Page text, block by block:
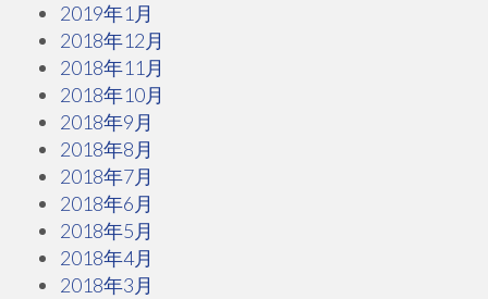
2019年1月
2018年12月
2018年11月
2018年10月
2018年9月
2018年8月
2018年7月
2018年6月
2018年5月
2018年4月
2018年3月